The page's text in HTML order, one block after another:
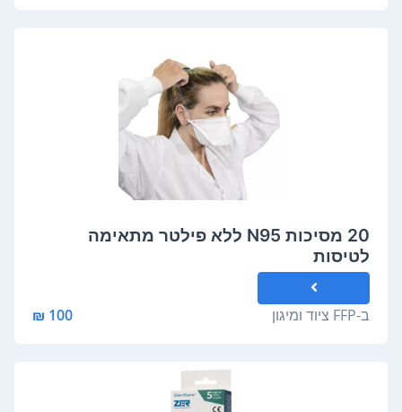
20 מסיכות N95 ללא פילטר מתאימה
לטיסות
ב-FFP ציוד ומיגון 100 ₪